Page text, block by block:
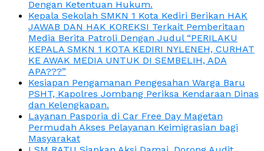
Dengan Ketentuan Hukum.
Kepala Sekolah SMKN 1 Kota Kediri Berikan HAK
JAWAB DAN HAK KOREKSI Terkait Pemberitaan
Media Berita Patroli Dengan Judul “PERILAKU
KEPALA SMKN 1 KOTA KEDIRI NYLENEH, CURHAT
KE AWAK MEDIA UNTUK DI SEMBELIH, ADA
APA???”
Kesiapan Pengamanan Pengesahan Warga Baru
PSHT, Kapolres Jombang Periksa Kendaraan Dinas
dan Kelengkapan.
Layanan Pasporia di Car Free Day Magetan
Permudah Akses Pelayanan Keimigrasian bagi
Masyarakat